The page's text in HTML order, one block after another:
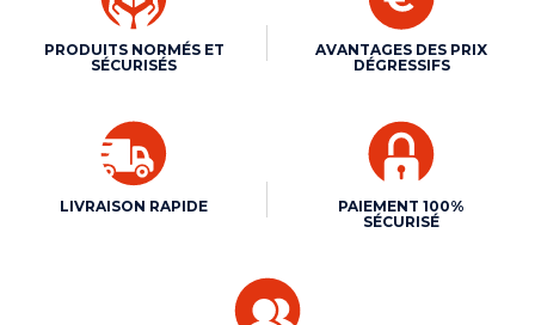
PRODUITS NORMÉS ET
SÉCURISÉS
AVANTAGES DES PRIX
DÉGRESSIFS
LIVRAISON RAPIDE
PAIEMENT 100%
SÉCURISÉ